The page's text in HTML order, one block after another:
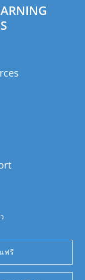
ฟรี